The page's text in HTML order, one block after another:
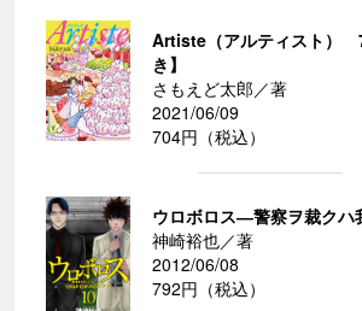
Artiste（アルティスト）
き】
さもえど太郎／著
2021/06/09
704円（税込）
ウロボロス―警察ヲ裁ク
神崎裕也／著
2012/06/08
792円（税込）